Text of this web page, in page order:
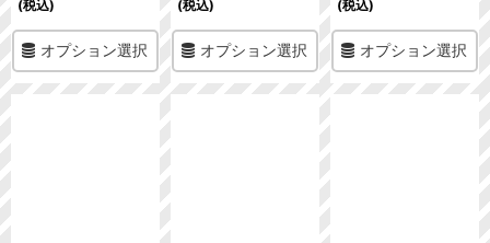
(税込)
オプション選択
(税込)
オプション選択
(税込)
オプション選択